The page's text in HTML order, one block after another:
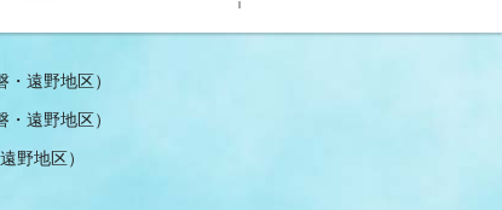
税金
教育委員会
障がい者福祉
観光スポット
支払・請求
ふるさと寄附金
遠野地区）
遠野地区）
野地区）